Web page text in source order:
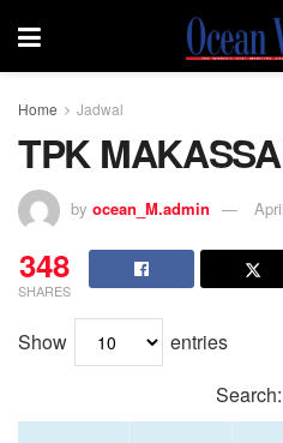
Home Jadwal
TPK
by ocean_M.admin
348
SHARES
Show
entries
Search: